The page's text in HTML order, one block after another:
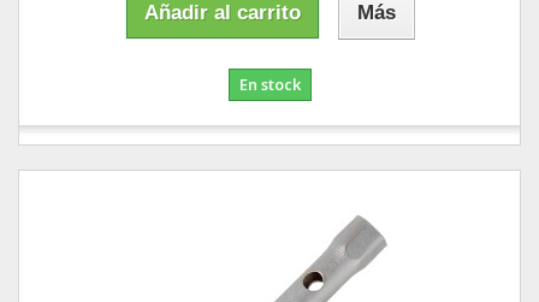
Añadir al carrito Más
En stock